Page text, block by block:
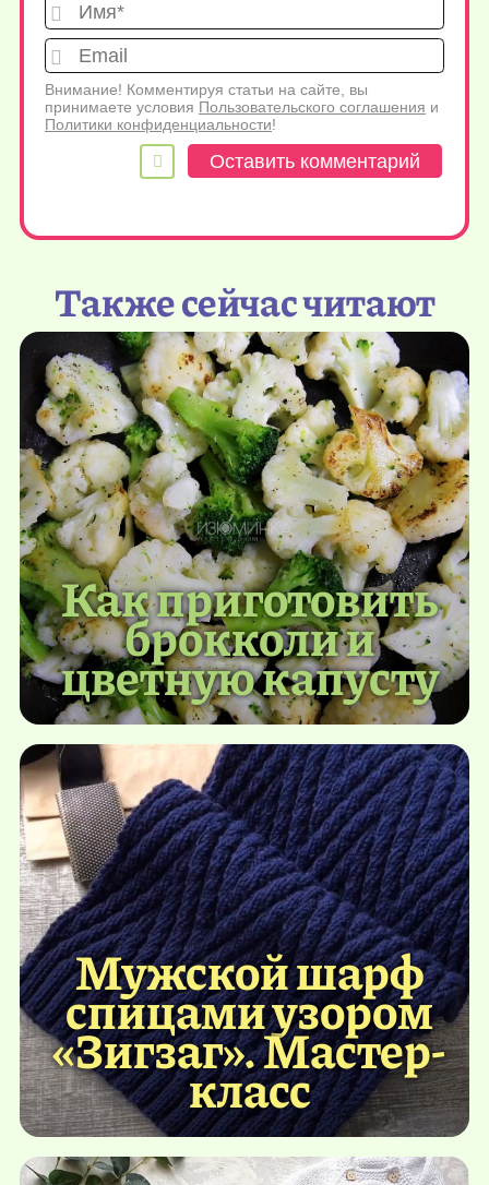
Внимание! Комментируя статьи на сайте, вы
принимаете условия Пользовательского соглашения и
Политики конфиденциальности!
Также сейчас читают
Как приготовить
брокколи и
цветную капусту
Мужской шарф
спицами узором
«Зигзаг». Мастер-
класс